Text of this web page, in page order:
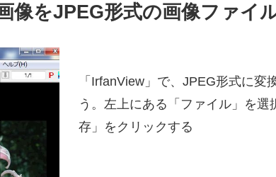
像をJPEG形式の画像ファイ
「IrfanView」で、JPEG形式に変
う。左上にある「ファイル」を選
存」をクリックする